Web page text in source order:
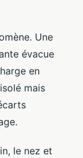
Une
évacue
en
mais
le nez et